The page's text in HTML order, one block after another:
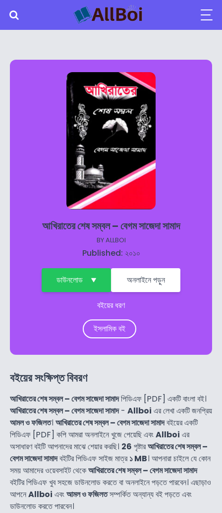
আখিরাতের শেষ সম্বল – বেগম সাজেদা সামাদ
BYALLBOI
Published: ২০১০
ডাউনলোড অনলাইনে পড়ুন
বইয়ের ধরণ
ইসলামিক বই
বইয়ের সংক্ষিপ্ত বিবরণ
আখিরাতের শেষ সম্বল – বেগম সাজেদা সামাদপিডিএফ [PDF] একটি বাংলা বই।
আখিরাতের শেষ সম্বল – বেগম সাজেদা সামাদ- Allboi এর লেখা একটি জনপ্রিয়
আমল ও ফজিলত। আখিরাতের শেষ সম্বল – বেগম সাজেদা সামাদবইয়ের একটি
পিডিএফ [PDF] কপি আমরা অনলাইনে খুজে পেয়েছি এবংAllboi এর
অসাধারণ বইটি আপনাদের মাঝে শেয়ার করছি। 26 পৃষ্টারআখিরাতের শেষ সম্বল –
বেগম সাজেদা সামাদবইটির পিডিএফ সাইজ মাত্র১ MB। আপনারা চাইলে যে কোন
সময় আমাদের ওয়েবসাইট থেকেআখিরাতের শেষ সম্বল – বেগম সাজেদা সামাদ
বইটির পিডিএফ খুব সহজে ডাউনলোড করতে বা অনলাইনে পড়তে পারবেন। এছাড়াও
আপনেAllboi এবংআমল ও ফজিলতসম্পর্কিত অন্যান্য বই পড়তে এবং
ডাউনলোড করতে পারবেন।